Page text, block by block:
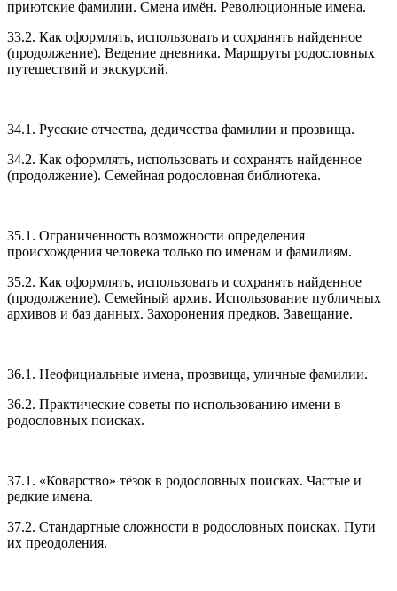
приютские фамилии. Смена имён. Революционные имена.
33.2. Как оформлять, использовать и сохранять найденное
(продолжение). Ведение дневника. Маршруты родословных
путешествий и экскурсий.
34.1. Русские отчества, дедичества фамилии и прозвища.
34.2. Как оформлять, использовать и сохранять найденное
(продолжение). Семейная родословная библиотека.
35.1. Ограниченность возможности определения
происхождения человека только по именам и фамилиям.
35.2. Как оформлять, использовать и сохранять найденное
(продолжение). Семейный архив. Использование публичных
архивов и баз данных. Захоронения предков. Завещание.
36.1. Неофициальные имена, прозвища, уличные фамилии.
36.2. Практические советы по использованию имени в
родословных поисках.
37.1. «Коварство» тёзок в родословных поисках. Частые и
редкие имена.
37.2. Стандартные сложности в родословных поисках. Пути
их преодоления.